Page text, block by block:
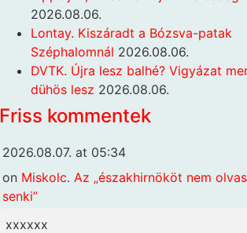
2026.08.06.
Lontay. Kiszáradt a Bózsva-patak
Széphalomnál 2026.08.06.
DVTK. Újra lesz balhé? Vigyázat
dühös lesz 2026.08.06.
Friss kommentek
2026.08.07. at 05:34
on Miskolc. Az „északhirnököt nem
senki”
xxxxxx